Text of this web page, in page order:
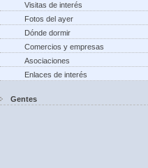
Visitas de interés
Fotos del ayer
Dónde dormir
Comercios y empresas
Asociaciones
Enlaces de interés
Gentes